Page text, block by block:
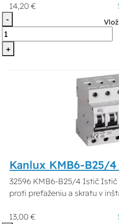
14,20 €
-
+
Kanlux KMB6-B25/
32596 KMB6-B25/4 Istič Istič
proti preťaženiu a skratu v
13,00 €